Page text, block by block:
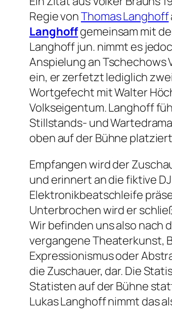
Regie vonThomas Langhoff
Langhoffgemeinsam mit
Langhoff jun. nimmt es
Anspielung an Tschechows
ein, er zerfetzt lediglich
Wortgefecht mit Walter
Volkseigentum. Langhoff
Stillstands- und Wartedrama
oben auf der Bühne
Empfangen wird der
und erinnert an die fiktive
Elektronikbeatschleife
Unterbrochen wird er
Wir befinden uns also
vergangene Theaterkunst,
Expressionismus oder
die Zuschauer, dar. Die
Statisten auf der Bühne
Lukas Langhoff nimmt das